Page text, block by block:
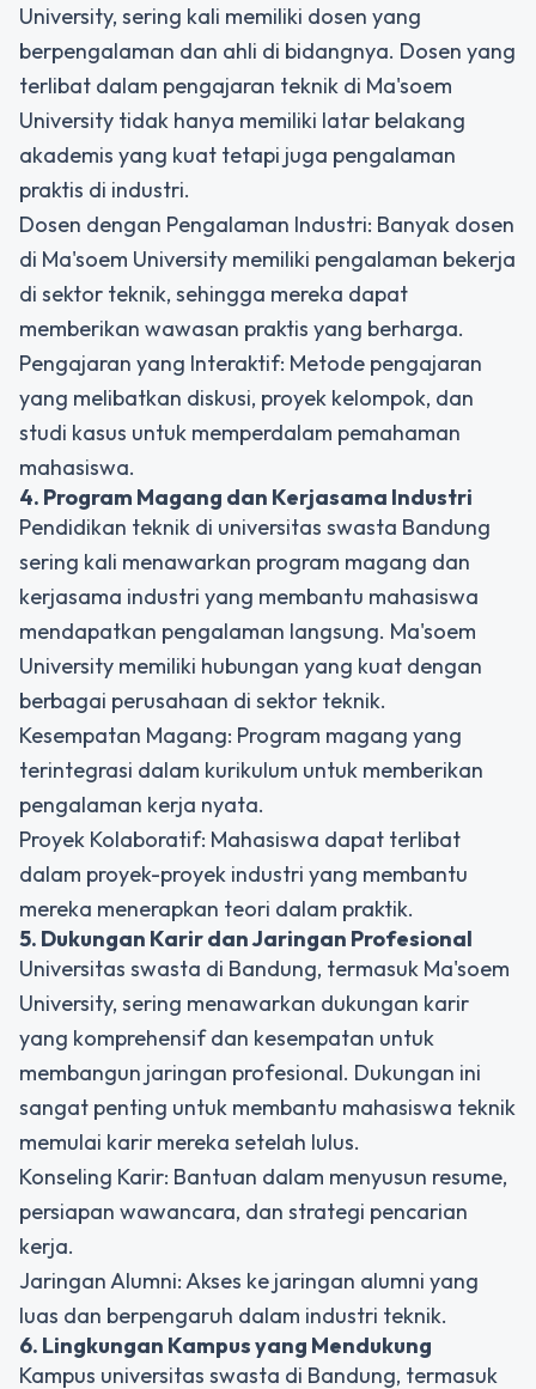
University, sering kali memiliki dosen yang
berpengalaman dan ahli di bidangnya. Dosen yang
terlibat dalam pengajaran teknik di Ma'soem
University tidak hanya memiliki latar belakang
akademis yang kuat tetapi juga pengalaman
praktis di industri.
Dosen dengan Pengalaman Industri: Banyak dosen
di Ma'soem University memiliki pengalaman bekerja
di sektor teknik, sehingga mereka dapat
memberikan wawasan praktis yang berharga.
Pengajaran yang Interaktif: Metode pengajaran
yang melibatkan diskusi, proyek kelompok, dan
studi kasus untuk memperdalam pemahaman
mahasiswa.
4. Program Magang dan Kerjasama Industri
Pendidikan teknik di universitas swasta Bandung
sering kali menawarkan program magang dan
kerjasama industri yang membantu mahasiswa
mendapatkan pengalaman langsung. Ma'soem
University memiliki hubungan yang kuat dengan
berbagai perusahaan di sektor teknik.
Kesempatan Magang: Program magang yang
terintegrasi dalam kurikulum untuk memberikan
pengalaman kerja nyata.
Proyek Kolaboratif: Mahasiswa dapat terlibat
dalam proyek-proyek industri yang membantu
mereka menerapkan teori dalam praktik.
5. Dukungan Karir dan Jaringan Profesional
Universitas swasta di Bandung, termasuk Ma'soem
University, sering menawarkan dukungan karir
yang komprehensif dan kesempatan untuk
membangun jaringan profesional. Dukungan ini
sangat penting untuk membantu mahasiswa teknik
memulai karir mereka setelah lulus.
Konseling Karir: Bantuan dalam menyusun resume,
persiapan wawancara, dan strategi pencarian
kerja.
Jaringan Alumni: Akses ke jaringan alumni yang
luas dan berpengaruh dalam industri teknik.
6. Lingkungan Kampus yang Mendukung
Kampus universitas swasta di Bandung, termasuk